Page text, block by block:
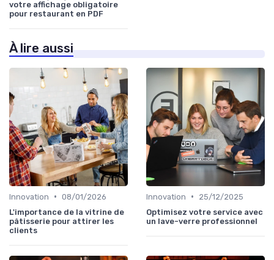
votre affichage obligatoire
pour restaurant en PDF
À lire aussi
Innovation • 08/01/2026
L'importance de la vitrine de
pâtisserie pour attirer les
clients
Innovation •
25/12/2025
Optimisez votre service avec
un lave-verre professionnel